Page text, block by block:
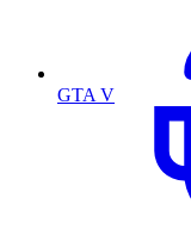
GTA V